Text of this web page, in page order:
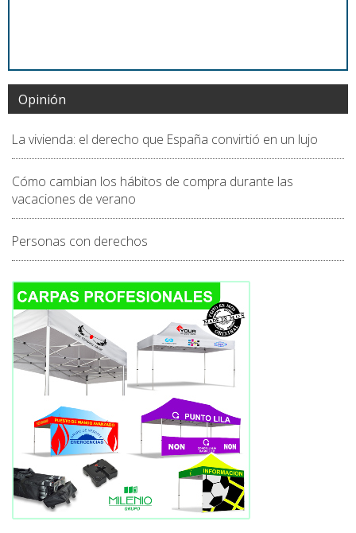
Opinión
La vivienda: el derecho que España convirtió en un lujo
Cómo cambian los hábitos de compra durante las
vacaciones de verano
Personas con derechos